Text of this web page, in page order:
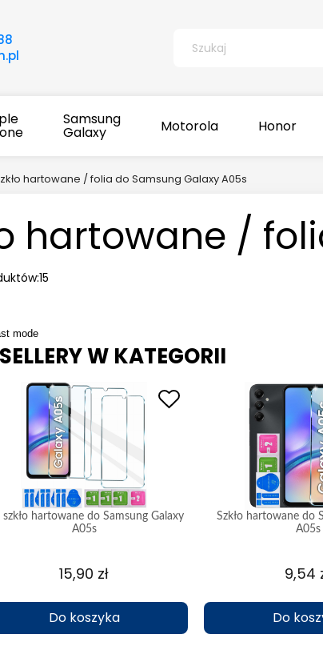
Samsung
Galaxy Motorola Honor
hartowane / folia do Samsung Galaxy A05s
hartowane /
15
mode
W KATEGORII
szkło hartowane do Samsung Galaxy
A05s
15,90 zł
Do koszyka
Szkło hartowane do
A05s
9,54
Do